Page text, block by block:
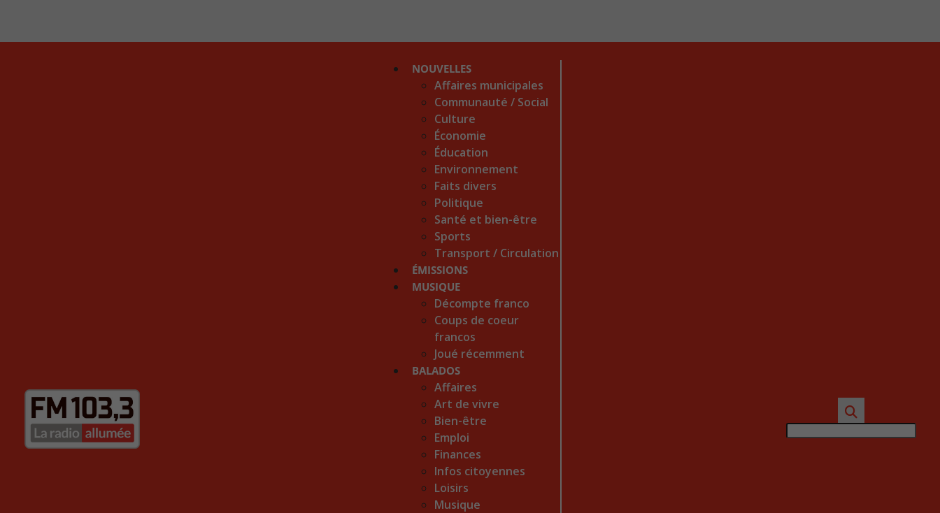
NOUVELLES
Affaires municipales
Communauté / Social
Culture
Économie
Éducation
Environnement
Faits divers
Politique
Santé et bien-être
Sports
Transport / Circulation
ÉMISSIONS
MUSIQUE
Décompte franco
Coups de coeur
francos
Joué récemment
BALADOS
Affaires
Art de vivre
Bien-être
Emploi
Finances
Infos citoyennes
Loisirs
Musique